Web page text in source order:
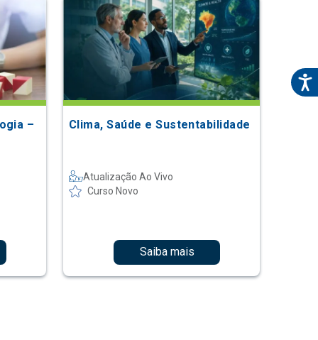
–
Clima, Saúde e Sustentabilidade
Atualização Ao Vivo
Curso Novo
Saiba mais